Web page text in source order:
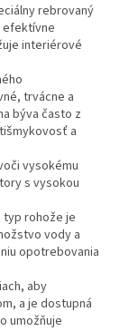
rebrovaný
efektívne
interiérové
trvácne a
býva často z
a
vysokému
s vysokou
typ rohože je
vody a
opotrebovania
aby
a je dostupná
umožňuje